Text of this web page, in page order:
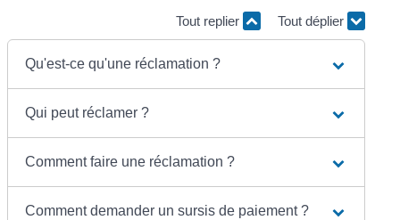
Tout replier Tout déplier
Qu'est-ce qu'une réclamation ?
Qui peut réclamer ?
Comment faire une réclamation ?
Comment demander un sursis de paiement ?